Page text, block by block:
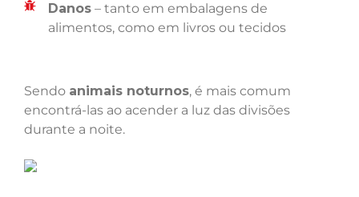
Danos – tanto em embalagens de
alimentos, como em livros ou tecidos
Sendo animais noturnos, é mais comum
encontrá-las ao acender a luz das divisões
durante a noite.